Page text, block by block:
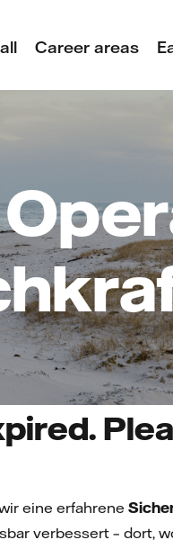
Career areas
eine erfahrene
verbessert – dort,